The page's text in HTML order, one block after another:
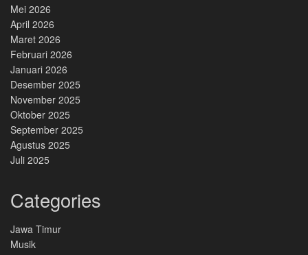
Mei 2026
April 2026
Maret 2026
Februari 2026
Januari 2026
Desember 2025
November 2025
Oktober 2025
September 2025
Agustus 2025
Juli 2025
Categories
Jawa Timur
Musik